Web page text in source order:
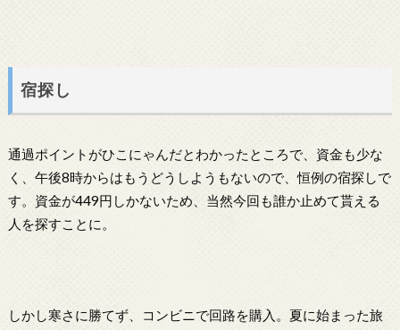
宿探し
通過ポイントがひこにゃんだとわかったところで、資金も少な
く、午後8時からはもうどうしようもないので、恒例の宿探しで
す。資金が449円しかないため、当然今回も誰か止めて貰える
人を探すことに。
しかし寒さに勝てず、コンビニで回路を購入。夏に始まった旅